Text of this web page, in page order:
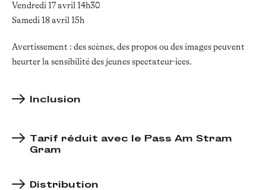
Vendredi 17 avril 14h30
Samedi 18 avril 15h
Avertissement : des scènes, des propos ou des images peuvent
heurter la sensibilité des jeunes spectateur·ices.
Inclusion
Tarif réduit avec le Pass Am Stram
Gram
Distribution